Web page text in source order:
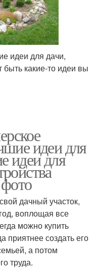
идеи для дачи,
какие-то идеи вы
идеи для
идеи для
дачный участок,
воплощая все
можно купить
приятнее создать его
а потом
труда.